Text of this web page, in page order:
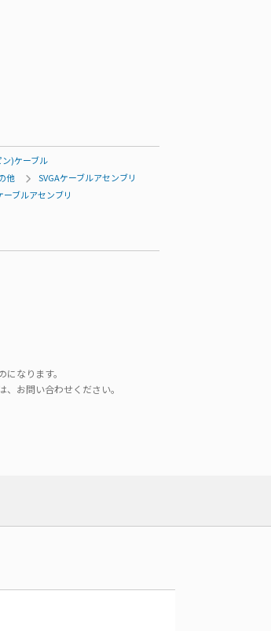
ン)ケーブル
他
SVGAケーブルアセンブリ
ブルアセンブリ
なります。
お問い合わせください。